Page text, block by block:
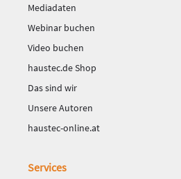
Mediadaten
Webinar buchen
Video buchen
haustec.de Shop
Das sind wir
Unsere Autoren
haustec-online.at
Services